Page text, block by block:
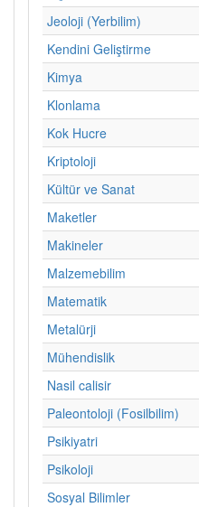
Jeoloji (Yerbilim)
Kendini Geliştirme
Kimya
Klonlama
Kok Hucre
Kriptoloji
Kültür ve Sanat
Maketler
Makineler
Malzemebilim
Matematik
Metalürji
Mühendislik
Nasil calisir
Paleontoloji (Fosilbilim)
Psikiyatri
Psikoloji
Sosyal Bilimler